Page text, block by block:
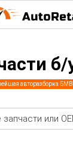
б/
авторазборка БМВ